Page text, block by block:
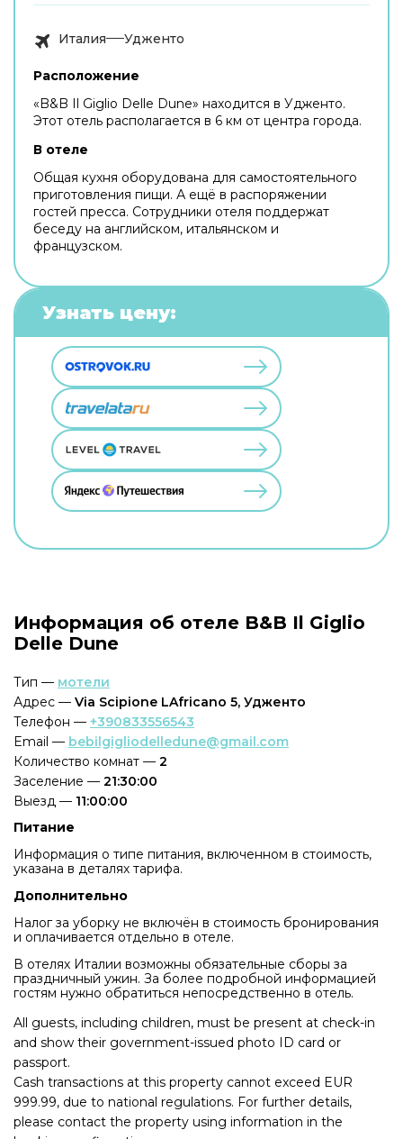
Италия Удженто
Расположение
«B&B Il Giglio Delle Dune» находится в Удженто.
Этот отель располагается в 6 км от центра города.
В отеле
Общая кухня оборудована для самостоятельного
приготовления пищи. А ещё в распоряжении
гостей пресса. Сотрудники отеля поддержат
беседу на английском, итальянском и
французском.
Узнать цену:
Информация об отеле B&B Il Giglio
Delle Dune
Тип — мотели
Адрес — Via Scipione LAfricano 5, Удженто
Телефон — +390833556543
Email — bebilgigliodelledune@gmail.com
Количество комнат — 2
Заселение — 21:30:00
Выезд — 11:00:00
Питание
Информация о типе питания, включенном в стоимость,
указана в деталях тарифа.
Дополнительно
Налог за уборку не включён в стоимость бронирования
и оплачивается отдельно в отеле.
В отелях Италии возможны обязательные сборы за
праздничный ужин. За более подробной информацией
гостям нужно обратиться непосредственно в отель.
All guests, including children, must be present at check-in
and show their government-issued photo ID card or
passport.
Cash transactions at this property cannot exceed EUR
999.99, due to national regulations. For further details,
please contact the property using information in the